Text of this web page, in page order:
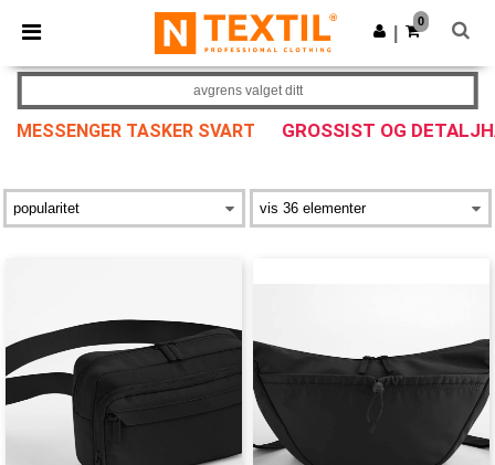
× Ntextil-app
Bedre priser i appen!
Last ned app
0
MESSENGER TASKER SVART GROSSIST OG
avgrens valget ditt